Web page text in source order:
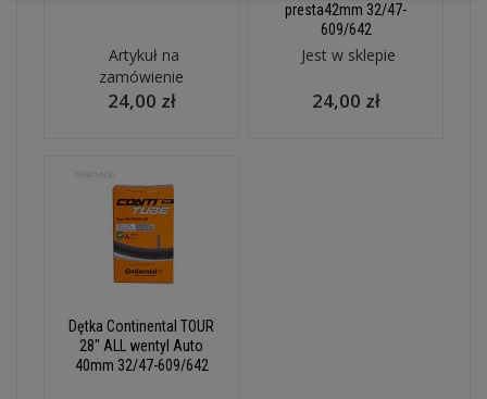
Artykuł na
zamówienie
24,00 zł
presta42mm 32/47-
609/642
Jest w sklepie
24,00 zł
Dętka Continental TOUR
28" ALL wentyl Auto
40mm 32/47-609/642